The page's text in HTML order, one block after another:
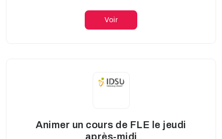
Voir
Animer un cours de FLE le jeudi
après-midi